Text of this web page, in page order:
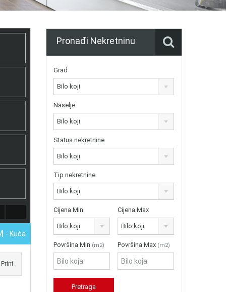
- Kuća
Print
Pronađi Nekretninu
Grad
Bilo koji
Naselje
Bilo koji
Status nekretnine
Bilo koji
Tip nekretnine
Bilo koji
Cijena Min
Bilo koji
Cijena Max
Bilo koji
Površina Min (m2) Površina Max (m2)